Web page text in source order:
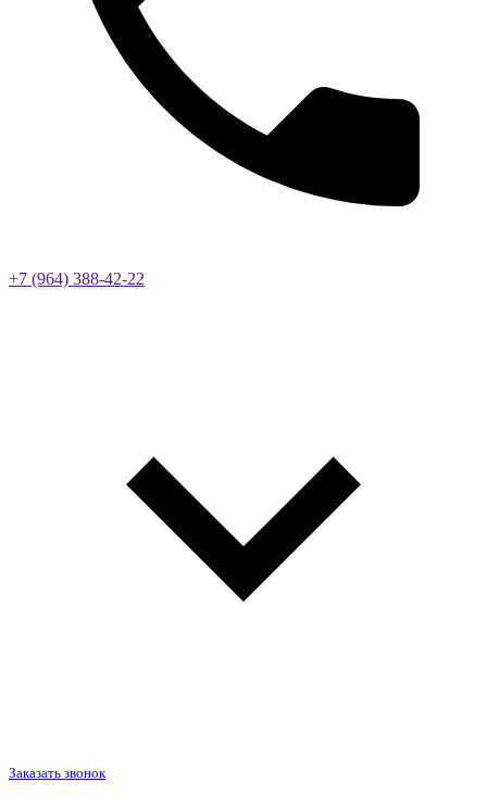
+7 (964) 388-42-22
Заказать звонок